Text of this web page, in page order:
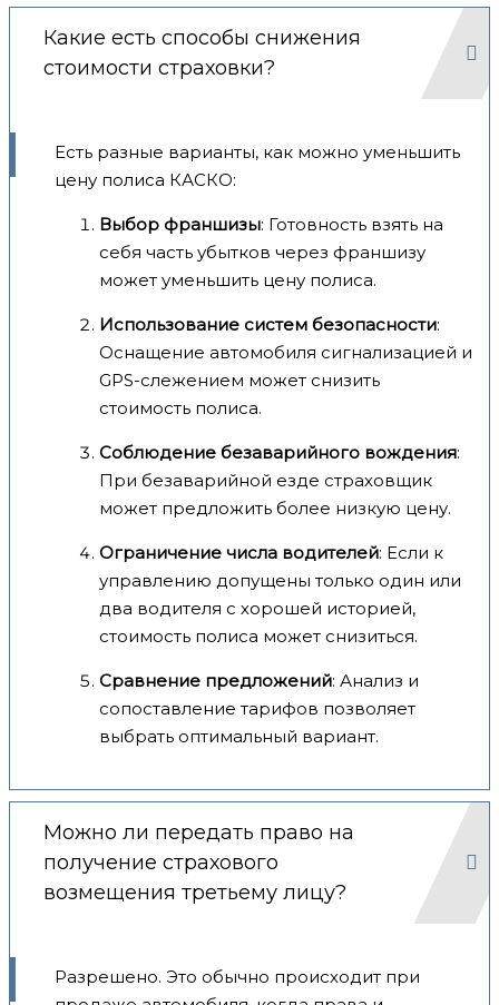
Какие есть способы снижения
стоимости страховки?
Есть разные варианты, как можно уменьшить
цену полиса КАСКО:
Выбор франшизы: Готовность взять на
себя часть убытков через франшизу
может уменьшить цену полиса.
Использование систем безопасности:
Оснащение автомобиля сигнализацией и
GPS-слежением может снизить
стоимость полиса.
Соблюдение безаварийного вождения:
При безаварийной езде страховщик
может предложить более низкую цену.
Ограничение числа водителей: Если к
управлению допущены только один или
два водителя с хорошей историей,
стоимость полиса может снизиться.
Сравнение предложений: Анализ и
сопоставление тарифов позволяет
выбрать оптимальный вариант.
Можно ли передать право на
получение страхового
возмещения третьему лицу?
Разрешено. Это обычно происходит при